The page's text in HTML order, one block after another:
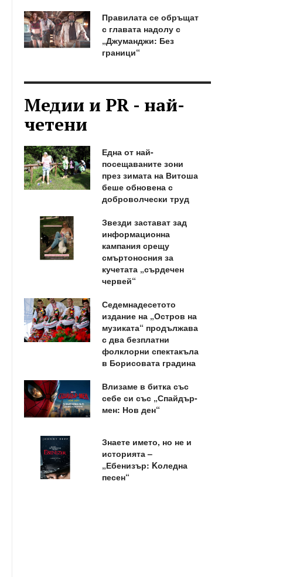
Правилата се обръщат
с главата надолу с
„Джуманджи: Без
граници“
Медии и PR - най-
четени
Една от най-
посещаваните зони
през зимата на Витоша
беше обновена с
доброволчески труд
Звезди застават зад
информационна
кампания срещу
смъртоносния за
кучетата „сърдечен
червей“
Седемнадесетото
издание на „Остров на
музиката“ продължава
с два безплатни
фолклорни спектакъла
в Борисовата градина
Влизаме в битка със
себе си със „Спайдър-
мен: Нов ден“
Знаете името, но не и
историята –
„Ебенизър: Kоледна
песен“